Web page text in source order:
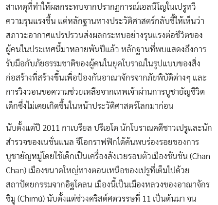
สาเหตุที่ทำให้ผลกระทบจากปรากฏการณ์เอลนีโญในเปรูทวี
ความรุนแรงขึ้น แต่หลักฐานทางประวัติศาสตร์กลับชี้ให้เห็นว่า
สภาวะอากาศแปรปรวนส่งผลกระทบอย่างรุนแรงต่อชีวิตของ
ผู้คนในประเทศนี้มาหลายพันปีแล้ว หลักฐานที่พบแสดงถึงการ
รับมือกับภัยธรรมชาติของผู้คนในยุคโบราณในรูปแบบของสิ่ง
ก่อสร้างที่สร้างขึ้นเพื่อป้องกันอาณาจักรจากภัยพิบัติต่างๆ และ
การวิงวอนขอความช่วยเหลือจากเทพเจ้าผ่านการบูชายัญชีวิต
เด็กซึ่งไม่เคยเกิดขึ้นในหน้าประวัติศาสตร์โลกมาก่อน
นับตั้งแต่ปี 2011 กาเบรียล ปรีเอโต นักโบราณคดีชาวเปรูและนัก
สำรวจของเนชั่นแนล จีโอกราฟฟิกได้ค้นพบร่องรอยของการ
บูชายัญหมู่โดยใช้เด็กเป็นเครื่องสังเวยรอบตัวเมืองชันชัน (Chan
Chan) เมืองขนาดใหญ่ทางตอนเหนือของเปรูที่เต็มไปด้วย
สถาปัตยกรรมจากอิฐโคลน เมืองนี้เป็นเมืองหลวงของอาณาจักร
ชิมู (Chimú) นับตั้งแต่ช่วงคริสต์ศตวรรษที่ 11 เป็นต้นมา จน